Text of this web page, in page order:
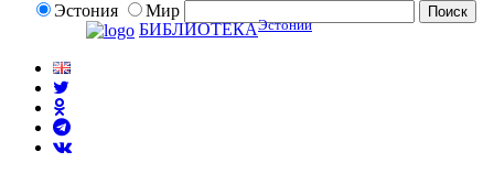
Эстония
Мир
БИБЛИОТЕКАЭстонии